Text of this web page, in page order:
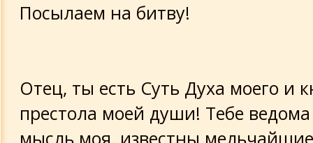
Посылаем на битву!
Отец, ты есть Суть Духа моего и
престола моей души! Тебе ведома